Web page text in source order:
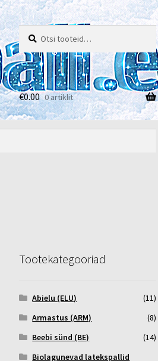
Otsi:
Otsi
€0.00 0 artiklit
Tootekategooriad
Abielu (ELU)
(11)
Armastus (ARM)
(8)
Beebi sünd (BE)
(14)
Biolagunevad latekspallid